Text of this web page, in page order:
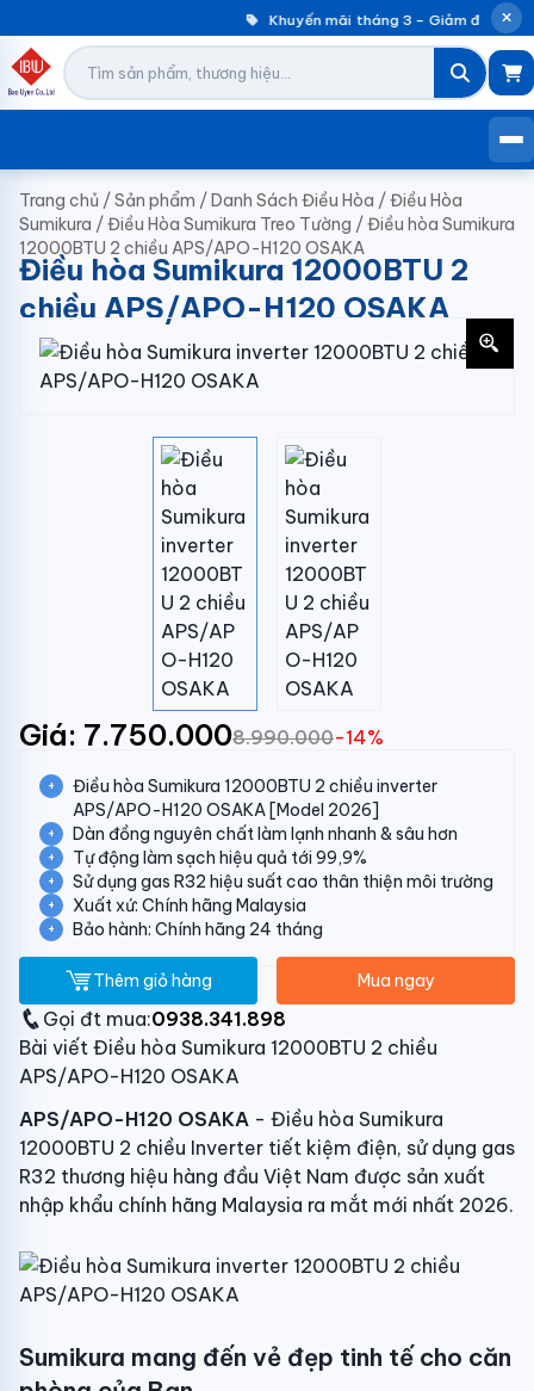
Khuyến mãi tháng 3 – Giảm đến
Trang chủ /Sản phẩm /Danh Sách Điều Hòa /Điều Hòa
Sumikura /Điều Hòa Sumikura Treo Tường /Điều hòa Sumikura
12000BTU 2 chiều APS/APO-H120 OSAKA
Điều hòa Sumikura 12000BTU 2
chiều APS/APO-H120 OSAKA
Giá: 7.750.0008.990.000-14%
Điều hòa Sumikura 12000BTU 2 chiều inverter
APS/APO-H120 OSAKA [Model 2026]
Dàn đồng nguyên chất làm lạnh nhanh & sâu hơn
Tự động làm sạch hiệu quả tới 99,9%
Sử dụng gas R32 hiệu suất cao thân thiện môi trường
Xuất xứ: Chính hãng Malaysia
Bảo hành: Chính hãng 24 tháng
Thêm giỏ hàng Mua ngay
Gọi đt mua:0938.341.898
Bài viết Điều hòa Sumikura 12000BTU 2 chiều
APS/APO-H120 OSAKA
APS/APO-H120 OSAKA - Điều hòa Sumikura
12000BTU 2 chiều Inverter tiết kiệm điện, sử dụng gas
R32 thương hiệu hàng đầu Việt Nam được sản xuất
nhập khẩu chính hãng Malaysia ra mắt mới nhất 2026.
Sumikura mang đến vẻ đẹp tinh tế cho căn